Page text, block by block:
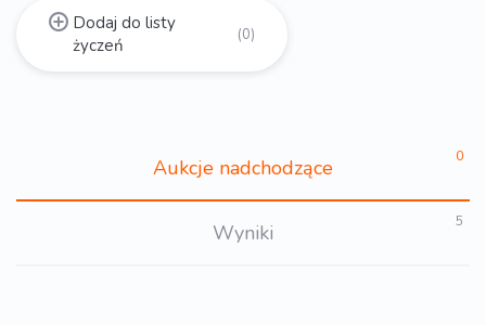
Dodaj do listy
życzeń
(0)
Aukcje nadchodzące 0
Wyniki 5